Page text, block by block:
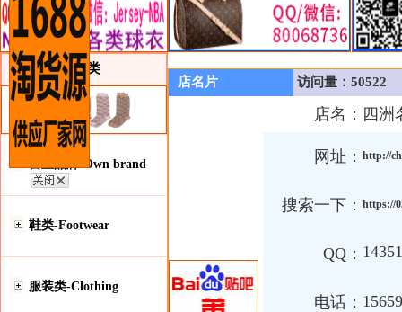
类目详细分类
自主品牌-Own brand
鞋类-Footwear
服装类-Clothing
店名片 访问量：50522
店名： 四洲
网址： http://
搜索一下： https://
QQ：
电话：